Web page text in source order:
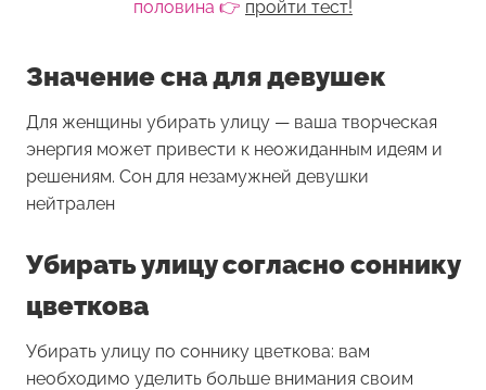
половина 👉 пройти тест!
Значение сна для девушек
Для женщины убирать улицу — ваша творческая
энергия может привести к неожиданным идеям и
решениям. Сон для незамужней девушки
нейтрален
Убирать улицу согласно соннику
цветкова
Убирать улицу по соннику цветкова: вам
необходимо уделить больше внимания своим